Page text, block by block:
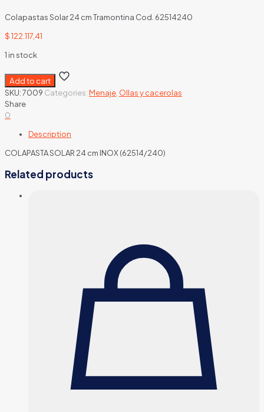
Colapastas Solar 24 cm Tramontina Cod. 62514240
$122.117,41
1 in stock
Add to cart
SKU:7009 Categories:Menaje Ollas y cacerolas
Share
0
Description
COLAPASTA SOLAR 24 cm INOX (62514/240)
Related products